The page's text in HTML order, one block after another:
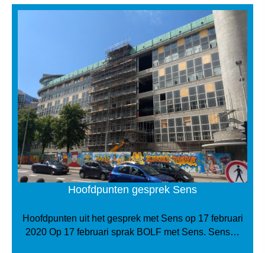
Hoofdpunten gesprek Sens
Hoofdpunten uit het gesprek met Sens op 17 februari
2020 Op 17 februari sprak BOLF met Sens. Sens…